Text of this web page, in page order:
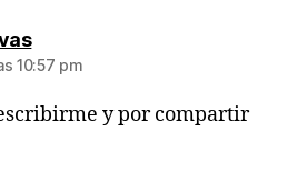
10:57 pm
y por compartir